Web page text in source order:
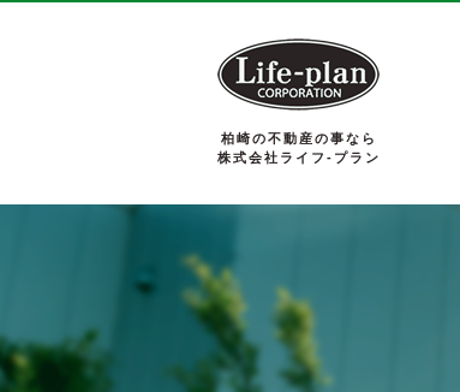
柏崎の不動産の事なら
株式会社ライフ-プラン